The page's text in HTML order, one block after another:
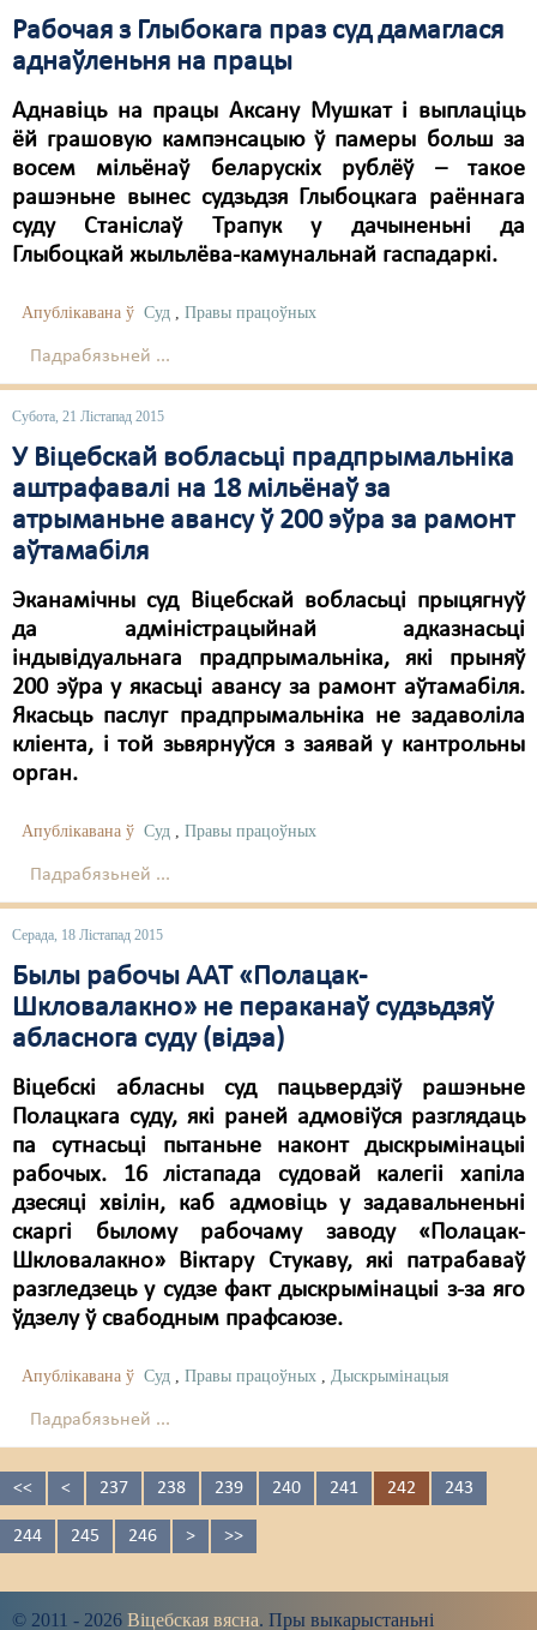
Рабочая з Глыбокага праз суд дамаглася
аднаўленьня на працы
Аднавіць на працы Аксану Мушкат і выплаціць
ёй грашовую кампэнсацыю ў памеры больш за
восем мільёнаў беларускіх рублёў – такое
рашэньне вынес судзьдзя Глыбоцкага раённага
суду Станіслаў Трапук у дачыненьні да
Глыбоцкай жыльлёва-камунальнай гаспадаркі.
Апублікавана ў Суд , Правы працоўных
Падрабязьней ...
Субота, 21 Лістапад 2015
У Віцебскай вобласьці прадпрымальніка
аштрафавалі на 18 мільёнаў за
атрыманьне авансу ў 200 эўра за рамонт
аўтамабіля
Эканамічны суд Віцебскай вобласьці прыцягнуў
да адміністрацыйнай адказнасьці
індывідуальнага прадпрымальніка, які прыняў
200 эўра у якасьці авансу за рамонт аўтамабіля.
Якасьць паслуг прадпрымальніка не задаволіла
кліента, і той зьвярнуўся з заявай у кантрольны
орган.
Апублікавана ў Суд , Правы працоўных
Падрабязьней ...
Серада, 18 Лістапад 2015
Былы рабочы ААТ «Полацак-
Шкловалакно» не пераканаў судзьдзяў
абласнога суду (відэа)
Віцебскі абласны суд пацьвердзіў рашэньне
Полацкага суду, які раней адмовіўся разглядаць
па сутнасьці пытаньне наконт дыскрымінацыі
рабочых. 16 лістапада судовай калегіі хапіла
дзесяці хвілін, каб адмовіць у задавальненьні
скаргі былому рабочаму заводу «Полацак-
Шкловалакно» Віктару Стукаву, які патрабаваў
разгледзець у судзе факт дыскрымінацыі з-за яго
ўдзелу ў свабодным прафсаюзе.
Апублікавана ў Суд , Правы працоўных , Дыскрымінацыя
Падрабязьней ...
<< < 237 238 239 240 241 242 243
244 245 246 > >>
© 2011 - 2026 Віцебская вясна. Пры выкарыстаньні